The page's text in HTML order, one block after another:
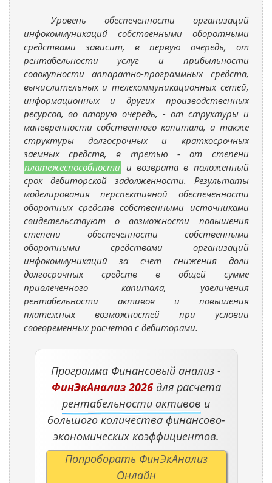
Уровень обеспеченности организаций
инфокоммуникаций собственными оборотными
средствами зависит, в первую очередь, от
рентабельности услуг и прибыльности
совокупности аппаратно-программных средств,
вычислительных и телекоммуникационных сетей,
информационных и других производственных
ресурсов, во вторую очередь, - от структуры и
маневренности собственного капитала, а также
структуры долгосрочных и краткосрочных
заемных средств, в третью - от степени
платежеспособности и возврата в положенный
срок дебиторской задолженности. Результаты
моделирования перспективной обеспеченности
оборотных средств собственными источниками
свидетельствуют о возможности повышения
степени обеспеченности собственными
оборотными средствами организаций
инфокоммуникаций за счет снижения доли
долгосрочных средств в общей сумме
привлеченного капитала, увеличения
рентабельности активов и повышения
платежных возможностей при условии
своевременных расчетов с дебиторами.
Программа Финансовый анализ -
ФинЭкАнализ 2026для расчета
рентабельности активов и
большого количества финансово-
экономических коэффициентов.
Попроборать ФинЭкАнализ
Онлайн